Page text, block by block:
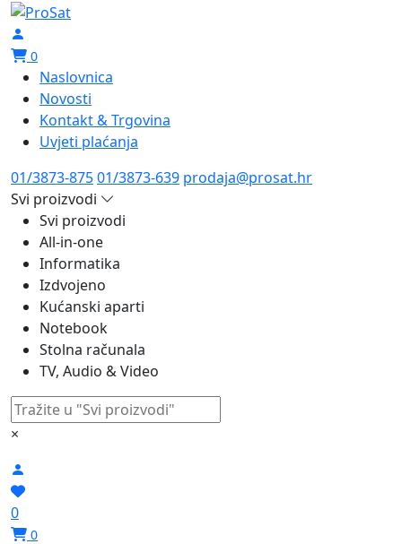
0
Naslovnica
Novosti
Kontakt & Trgovina
Uvjeti plaćanja
01/3873-87501/3873-639 prodaja@prosat.hr
Svi proizvodi
Svi proizvodi
All-in-one
Informatika
Izdvojeno
Kućanski aparti
Notebook
Stolna računala
TV, Audio & Video
×
0
0